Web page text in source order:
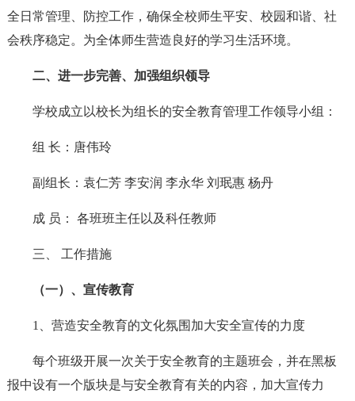
全日常管理、防控工作，确保全校师生平安、校园和谐、社
会秩序稳定。为全体师生营造良好的学习生活环境。
二、进一步完善、加强组织领导
学校成立以校长为组长的安全教育管理工作领导小组：
组 长：唐伟玲
副组长：袁仁芳 李安润 李永华 刘珉惠 杨丹
成 员： 各班班主任以及科任教师
三、 工作措施
（一）、宣传教育
1、营造安全教育的文化氛围加大安全宣传的力度
每个班级开展一次关于安全教育的主题班会，并在黑板
报中设有一个版块是与安全教育有关的内容，加大宣传力